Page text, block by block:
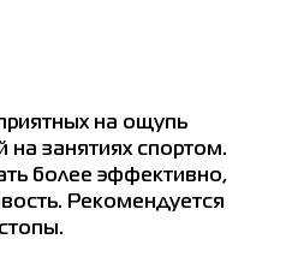
на ощупь
занятиях спортом.
более эффективно,
Рекомендуется